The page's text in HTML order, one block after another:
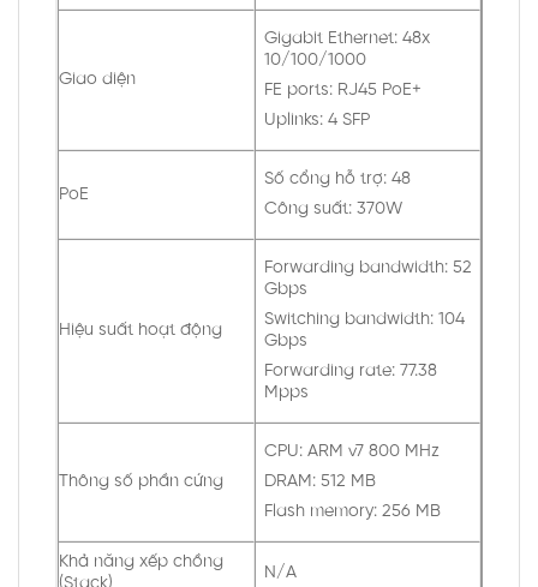
Giao diện
Gigabit Ethernet: 48x
10/100/1000
FE ports: RJ45 PoE+
Uplinks: 4 SFP
PoE
Số cổng hỗ trợ: 48
Công suất: 370W
Hiệu suất hoạt động
Forwarding bandwidth: 52
Gbps
Switching bandwidth: 104
Gbps
Forwarding rate: 77.38
Mpps
Thông số phần cứng
CPU: ARM v7 800 MHz
DRAM: 512 MB
Flash memory: 256 MB
Khả năng xếp chồng
N/A